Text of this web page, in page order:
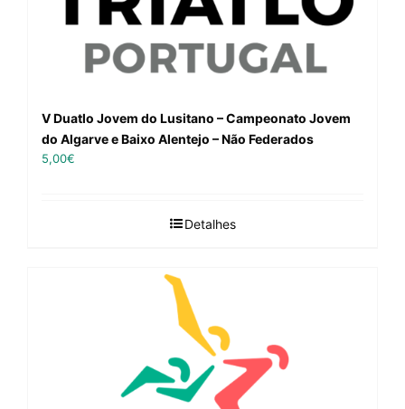
V Duatlo Jovem do Lusitano – Campeonato Jovem
do Algarve e Baixo Alentejo – Não Federados
5,00€
Detalhes